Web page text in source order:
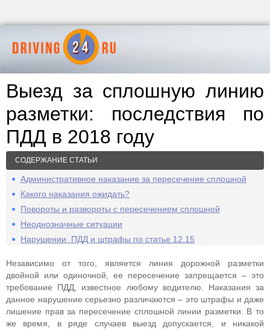
Выезд за сплошную линию
разметки: последствия по
ПДД в 2018 году
СОДЕРЖАНИЕ СТАТЬИ
Административное наказание за пересечение сплошной
Какого наказания ожидать?
Повороты и развороты с пересечением сплошной
Неоднозначные ситуации
Нарушении ПДД и штрафы по статье 12.15
Независимо от того, является линия дорожной разметки
двойной или одиночной, ее пересечение запрещается – это
требование ПДД, известное любому водителю. Наказания за
данное нарушение серьезно различаются – это штрафы и даже
лишение прав за пересечение сплошной линии разметки. В то
же время, в ряде случаев выезд допускается, и никакой